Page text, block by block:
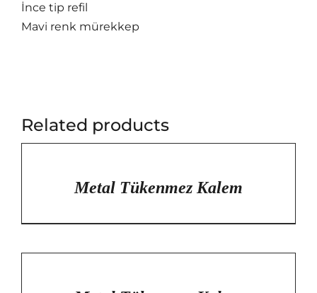
İnce tip refil
Mavi renk mürekkep
Related products
Metal Tükenmez Kalem